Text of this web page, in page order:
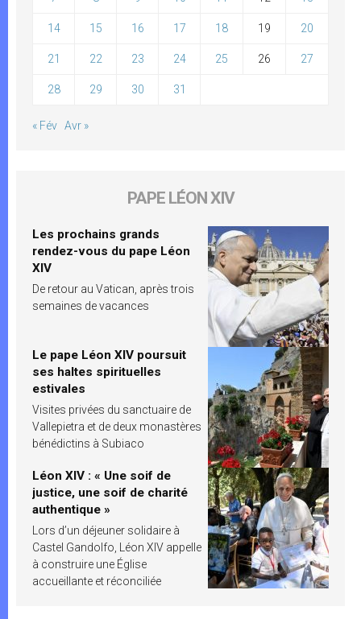
14 15 16 17 18 19 20
21 22 23 24 25 26 27
28 29 30 31
« Fév Avr »
PAPE LÉON XIV
Les prochains grands
rendez-vous du pape Léon
XIV
De retour au Vatican, après trois
semaines de vacances
Le pape Léon XIV poursuit
ses haltes spirituelles
estivales
Visites privées du sanctuaire de
Vallepietra et de deux monastères
bénédictins à Subiaco
Léon XIV : « Une soif de
justice, une soif de charité
authentique »
Lors d’un déjeuner solidaire à
Castel Gandolfo, Léon XIV appelle
à construire une Église
accueillante et réconciliée